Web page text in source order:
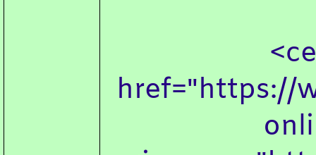
href="https://